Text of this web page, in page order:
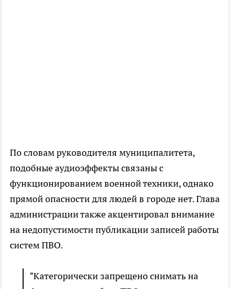
По словам руководителя муниципалитета,
подобные аудиоэффекты связаны с
функционированием военной техники, однако
прямой опасности для людей в городе нет. Глава
администрации также акцентировал внимание
на недопустимости публикации записей работы
систем ПВО.
"Категорически запрещено снимать на